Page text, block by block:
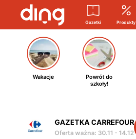
Gazetki Produkty
Wakacje
Powrót do
szkoły!
GAZETKA CARREFOUR
Oferta ważna: 30.11 - 14.12